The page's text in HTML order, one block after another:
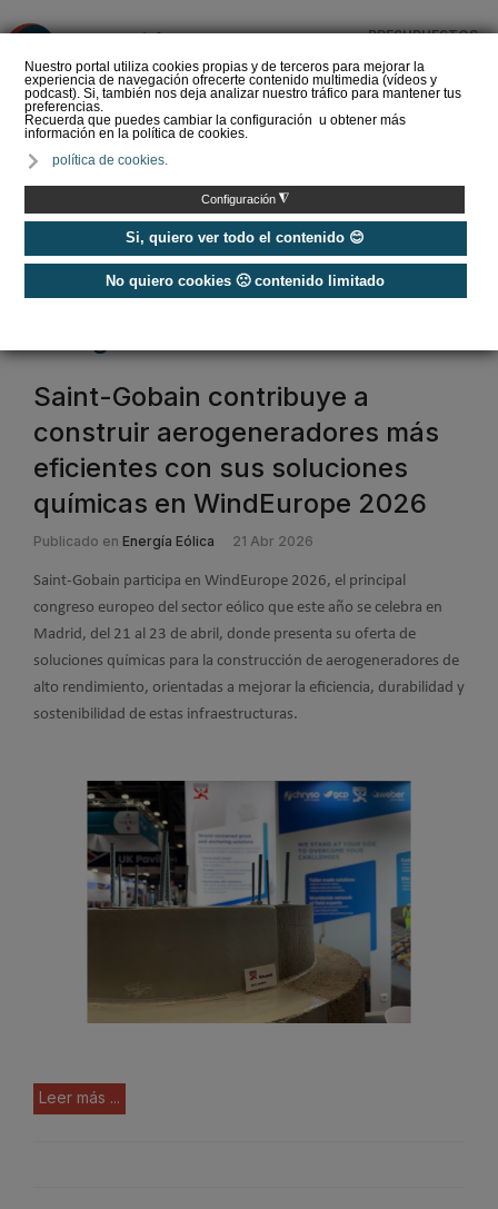
Nuestro portal utiliza cookies propias y de terceros para mejorar la
experiencia de navegación ofrecerte contenido multimedia (vídeos y
podcast). Si, también nos deja analizar nuestro tráfico para mantener tus
preferencias.
Recuerda que puedes cambiar la configuración u obtener más
información en la política de cookies.
política de cookies.
Configuración ◮
Si, quiero ver todo el contenido 😊
No quiero cookies 🙁 contenido limitado
PRESUPUESTOS
del Amperio (Episodio 3)
Etiquetas / energia eolica
Saint-Gobain contribuye a
construir aerogeneradores más
eficientes con sus soluciones
químicas en WindEurope 2026
Publicado en Energía Eólica 21 Abr 2026
Saint-Gobain participa en WindEurope 2026, el principal
congreso europeo del sector eólico que este año se celebra en
Madrid, del 21 al 23 de abril, donde presenta su oferta de
soluciones químicas para la construcción de aerogeneradores de
alto rendimiento, orientadas a mejorar la eficiencia, durabilidad y
sostenibilidad de estas infraestructuras.
Leer más ...